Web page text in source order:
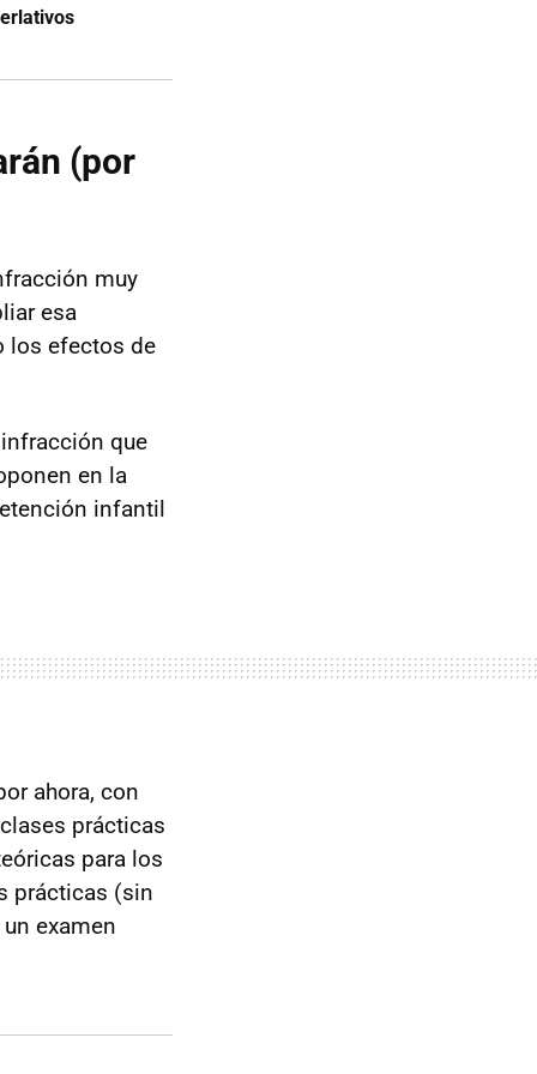
(por
muy
esa
los efectos de
que
en la
infantil
ahora, con
prácticas
para los
prácticas (sin
examen